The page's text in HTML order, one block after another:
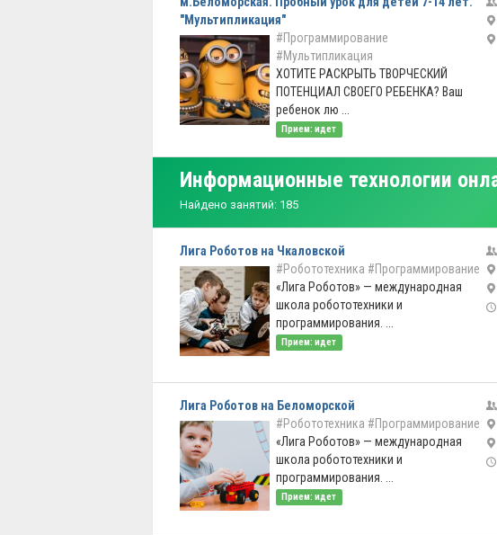
"Мультипликация"
#Программирование
#Мультипликация
ХОТИТЕ РАСКРЫТЬ ТВОРЧЕСКИЙ
ПОТЕНЦИАЛ СВОЕГО РЕБЕНКА? Ваш
ребенок лю ...
Прием: идет
Информационные технологии
Найдено занятий: 185
Лига Роботов на Чкаловской
#Робототехника #Программирование
«Лига Роботов» — международная
школа робототехники и
программирования. ...
Прием: идет
Лига Роботов на Беломорской
#Робототехника #Программирование
«Лига Роботов» — международная
школа робототехники и
программирования. ...
Прием: идет